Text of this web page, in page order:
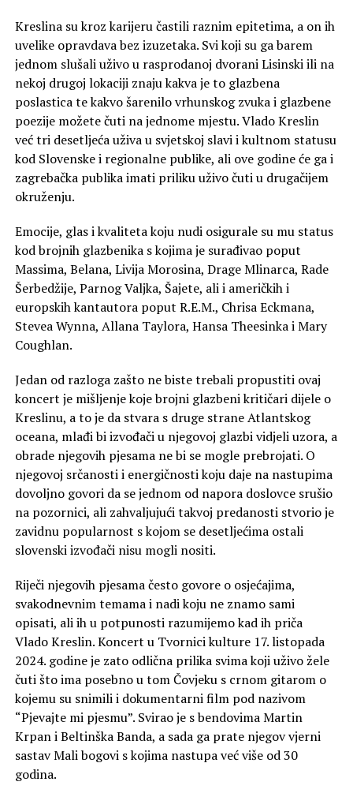
Kreslina su kroz karijeru častili raznim epitetima, a on ih
uvelike opravdava bez izuzetaka. Svi koji su ga barem
jednom slušali uživo u rasprodanoj dvorani Lisinski ili na
nekoj drugoj lokaciji znaju kakva je to glazbena
poslastica te kakvo šarenilo vrhunskog zvuka i glazbene
poezije možete čuti na jednome mjestu. Vlado Kreslin
već tri desetljeća uživa u svjetskoj slavi i kultnom statusu
kod Slovenske i regionalne publike, ali ove godine će ga i
zagrebačka publika imati priliku uživo čuti u drugačijem
okruženju.
Emocije, glas i kvaliteta koju nudi osigurale su mu status
kod brojnih glazbenika s kojima je surađivao poput
Massima, Belana, Livija Morosina, Drage Mlinarca, Rade
Šerbedžije, Parnog Valjka, Šajete, ali i američkih i
europskih kantautora poput R.E.M., Chrisa Eckmana,
Stevea Wynna, Allana Taylora, Hansa Theesinka i Mary
Coughlan.
Jedan od razloga zašto ne biste trebali propustiti ovaj
koncert je mišljenje koje brojni glazbeni kritičari dijele o
Kreslinu, a to je da stvara s druge strane Atlantskog
oceana, mlađi bi izvođači u njegovoj glazbi vidjeli uzora, a
obrade njegovih pjesama ne bi se mogle prebrojati. O
njegovoj srčanosti i energičnosti koju daje na nastupima
dovoljno govori da se jednom od napora doslovce srušio
na pozornici, ali zahvaljujući takvoj predanosti stvorio je
zavidnu popularnost s kojom se desetljećima ostali
slovenski izvođači nisu mogli nositi.
Riječi njegovih pjesama često govore o osjećajima,
svakodnevnim temama i nadi koju ne znamo sami
opisati, ali ih u potpunosti razumijemo kad ih priča
Vlado Kreslin. Koncert u Tvornici kulture 17. listopada
2024. godine je zato odlična prilika svima koji uživo žele
čuti što ima posebno u tom Čovjeku s crnom gitarom o
kojemu su snimili i dokumentarni film pod nazivom
“Pjevajte mi pjesmu”. Svirao je s bendovima Martin
Krpan i Beltinška Banda, a sada ga prate njegov vjerni
sastav Mali bogovi s kojima nastupa već više od 30
godina.